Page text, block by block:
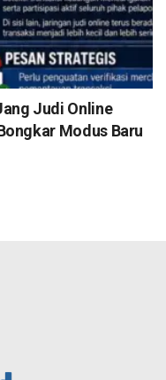
Judi Online
Modus Baru